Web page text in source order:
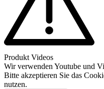
Produkt Videos
Wir verwenden Youtube und
Bitte akzeptieren Sie das
nutzen.